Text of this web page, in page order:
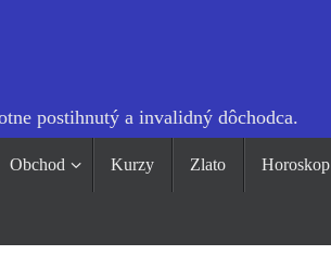
postihnutý a invalidný dôchodca.
Obchod Kurzy Zlato Horoskop